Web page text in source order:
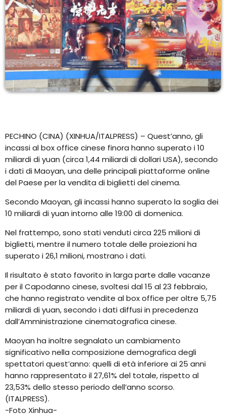
CONTACTO
PECHINO (CINA) (XINHUA/ITALPRESS) – Quest’anno, gli
incassi al box office cinese finora hanno superato i 10
miliardi di yuan (circa 1,44 miliardi di dollari USA), secondo
i dati di Maoyan, una delle principali piattaforme online
del Paese per la vendita di biglietti del cinema.
Secondo Maoyan, gli incassi hanno superato la soglia dei
10 miliardi di yuan intorno alle 19:00 di domenica.
Nel frattempo, sono stati venduti circa 225 milioni di
biglietti, mentre il numero totale delle proiezioni ha
superato i 26,1 milioni, mostrano i dati.
Il risultato è stato favorito in larga parte dalle vacanze
per il Capodanno cinese, svoltesi dal 15 al 23 febbraio,
che hanno registrato vendite al box office per oltre 5,75
miliardi di yuan, secondo i dati diffusi in precedenza
dall’Amministrazione cinematografica cinese.
Maoyan ha inoltre segnalato un cambiamento
significativo nella composizione demografica degli
spettatori quest’anno: quelli di età inferiore ai 25 anni
hanno rappresentato il 27,61% del totale, rispetto al
23,53% dello stesso periodo dell’anno scorso.
(ITALPRESS).
-Foto Xinhua-